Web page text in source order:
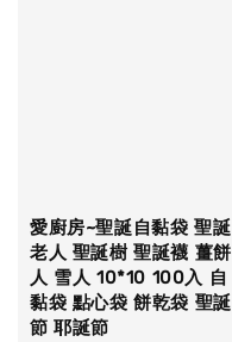
愛廚房~聖誕自黏袋 聖誕
老人 聖誕樹 聖誕襪 薑餅
人 雪人 10*10 100入 自
黏袋 點心袋 餅乾袋 聖誕
節 耶誕節